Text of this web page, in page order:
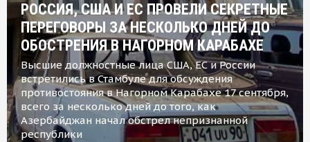
РОССИЯ, США И ЕС ПРОВЕЛИ СЕКРЕТНЫЕ
ПЕРЕГОВОРЫ ЗА НЕСКОЛЬКО ДНЕЙ ДО
ОБОСТРЕНИЯ В НАГОРНОМ КАРАБАХЕ
Высшие должностные лица США, ЕС и России
встретились в Стамбуле для обсуждения
противостояния в Нагорном Карабахе 17 сентября,
всего за несколько дней до того, как
Азербайджан начал обстрел непризнанной
республики